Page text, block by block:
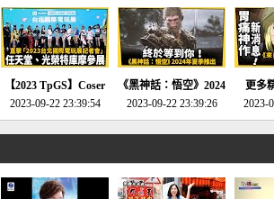
驗-電玩宅速配
20230125
電玩宅速配20230124
電玩宅
【2023 TpGS】Coser
和Show Girl搶先看！
直擊展前記者會-電玩
2023-09-22 23:39:54
《黑神話：悟空》2024
年夏季推出！確定不會
延期齁？-電玩宅速配
2023-09-22 23:39:26
更多
《來
金鄉
2023-